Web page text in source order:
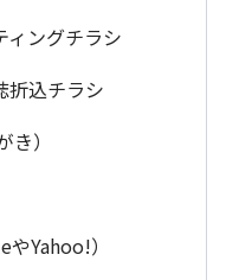
ィングチラシ
折込チラシ
）
Yahoo!）